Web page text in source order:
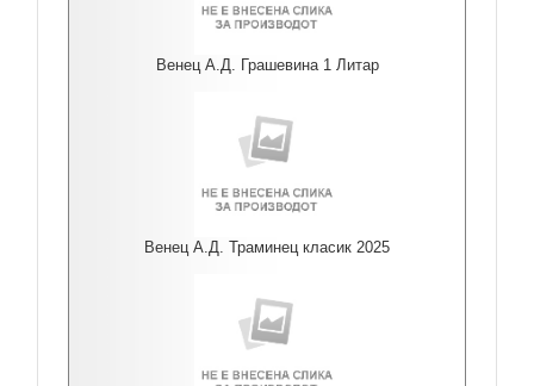
Венец А.Д. Грашевина 1 Литар
Венец А.Д. Траминец класик 2025